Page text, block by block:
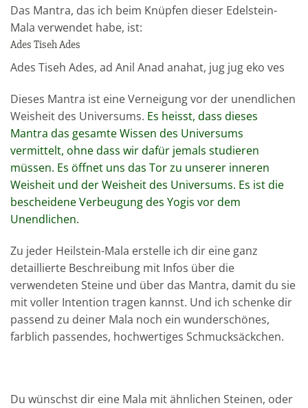
Das Mantra, das ich beim Knüpfen dieser Edelstein-
Mala verwendet habe, ist:
Ades Tiseh Ades
Ades Tiseh Ades, ad Anil Anad anahat, jug jug eko ves
Dieses Mantra ist eine Verneigung vor der unendlichen
Weisheit des Universums. Es heisst, dass dieses
Mantra das gesamte Wissen des Universums
vermittelt, ohne dass wir dafür jemals studieren
müssen. Es öffnet uns das Tor zu unserer inneren
Weisheit und der Weisheit des Universums. Es ist die
bescheidene Verbeugung des Yogis vor dem
Unendlichen.
Zu jeder Heilstein-Mala erstelle ich dir eine ganz
detaillierte Beschreibung mit Infos über die
verwendeten Steine und über das Mantra, damit du sie
mit voller Intention tragen kannst. Und ich schenke dir
passend zu deiner Mala noch ein wunderschönes,
farblich passendes, hochwertiges Schmucksäckchen.
Du wünschst dir eine Mala mit ähnlichen Steinen, oder